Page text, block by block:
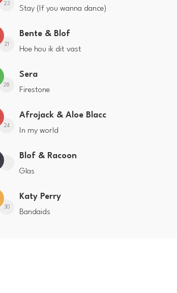
23
Stay (If you wanna dance)
21
Bente & Blof
Hoe hou ik dit vast
28
Sera
Firestone
24
Afrojack & Aloe Blacc
In my world
Blof & Racoon
Glas
30
Katy Perry
Bandaids